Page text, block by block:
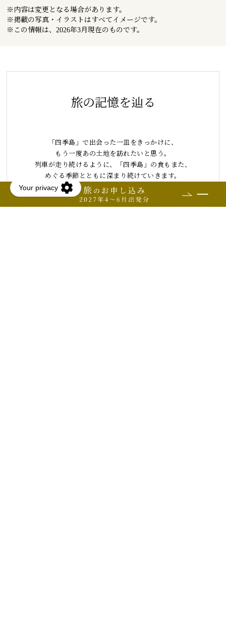
※内容は変更となる場合があります。
※掲載の写真・イラストはすべてイメージです。
※この情報は、2026年3月現在のものです。
旅の記憶を辿る
「四季島」で出会った一皿をきっかけに、
もう一度あの土地を訪れたいと思う。
列車が走り続けるように、「四季島」の食もまた、
めぐる季節とともに深まり続けていきます。
人、風土、そして食。
そのすべてが美しく響きあう、
「四季島」ならのではの記憶に残るひとときを。